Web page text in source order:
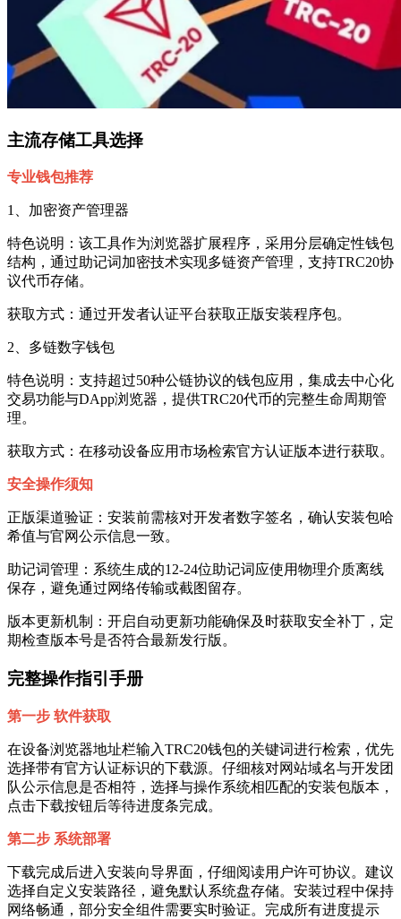
主流存储工具选择
专业钱包推荐
1、加密资产管理器
特色说明：该工具作为浏览器扩展程序，采用分层确定性钱包
结构，通过助记词加密技术实现多链资产管理，支持TRC20协
议代币存储。
获取方式：通过开发者认证平台获取正版安装程序包。
2、多链数字钱包
特色说明：支持超过50种公链协议的钱包应用，集成去中心化
交易功能与DApp浏览器，提供TRC20代币的完整生命周期管
理。
获取方式：在移动设备应用市场检索官方认证版本进行获取。
安全操作须知
正版渠道验证：安装前需核对开发者数字签名，确认安装包哈
希值与官网公示信息一致。
助记词管理：系统生成的12-24位助记词应使用物理介质离线
保存，避免通过网络传输或截图留存。
版本更新机制：开启自动更新功能确保及时获取安全补丁，定
期检查版本号是否符合最新发行版。
完整操作指引手册
第一步 软件获取
在设备浏览器地址栏输入TRC20钱包的关键词进行检索，优先
选择带有官方认证标识的下载源。仔细核对网站域名与开发团
队公示信息是否相符，选择与操作系统相匹配的安装包版本，
点击下载按钮后等待进度条完成。
第二步 系统部署
下载完成后进入安装向导界面，仔细阅读用户许可协议。建议
选择自定义安装路径，避免默认系统盘存储。安装过程中保持
网络畅通，部分安全组件需要实时验证。完成所有进度提示